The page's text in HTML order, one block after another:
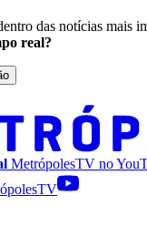
das notícias mais
real?
MetrópolesTV no